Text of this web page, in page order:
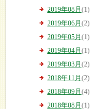
2019年08月 (1)
2019年06月 (2)
2019年05月 (1)
2019年04月 (1)
2019年03月 (2)
2018年11月 (2)
2018年09月 (4)
2018年08月 (1)